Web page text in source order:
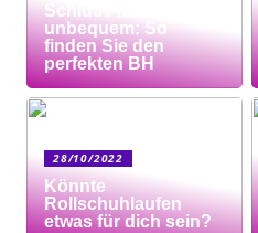
Schluss mit
unbequem: So
finden Sie den
perfekten BH
28/10/2022
Könnte
Rollschuhlaufen
etwas für dich sein?